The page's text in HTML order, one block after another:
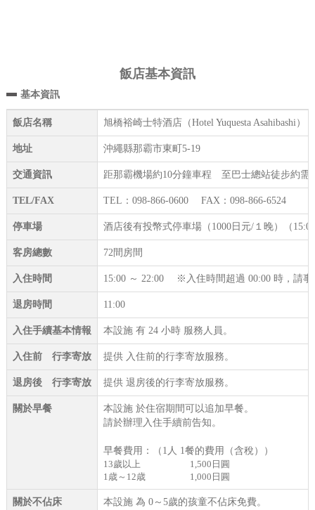
飯店基本資訊
基本資訊
飯店名稱 旭橋裕崎士特酒店（Hotel Yuquesta Asahibashi）
地址 沖繩縣那霸市東町5-19
交通資訊 距那霸機場約10分鐘車程 至巴士總站徒步約需
TEL/FAX TEL：098-866-0600 FAX：098-866-6524
停車場 酒店後有投幣式停車場（1000日元/１晚）（
客房總數 72間房間
入住時間 15:00 ～ 22:00 ※入住時間超過 00:00 時，請事
退房時間 11:00
入住手續基本情報 本設施 有 24 小時 服務人員。
入住前 行李寄放 提供 入住前的行李寄放服務。
退房後 行李寄放 提供 退房後的行李寄放服務。
關於早餐
本設施 於住宿期間可以追加早餐。
請於辦理入住手續前告知。
早餐費用：（1人 1餐的費用（含稅））
13歲以上
1,500日圓
1歳～12歳
1,000日圓
關於不佔床
本設施 為 0～5歲的孩童不佔床免費。